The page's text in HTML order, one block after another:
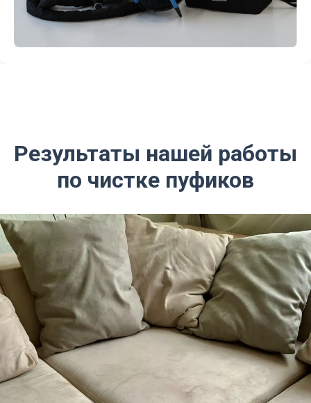
Результаты нашей работы
по чистке пуфиков